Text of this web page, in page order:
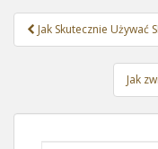
Nawigacja
wpisu
Jak Skutecznie Używać
Jak